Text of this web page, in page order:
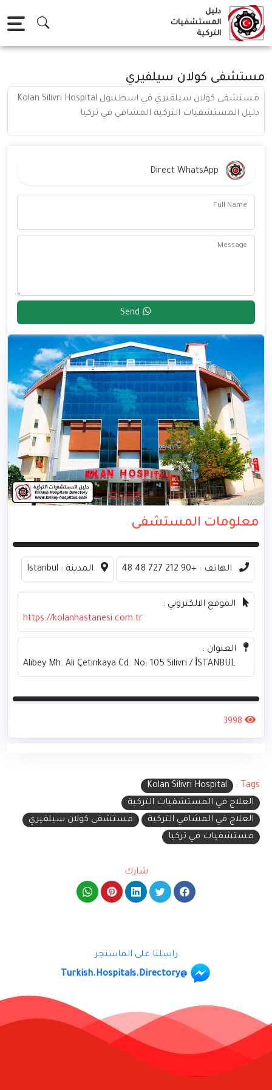
Skip
content
دليل
المستشفيات
التركية
مستشفى كولان سيلفيري
مستشفى كولان سيلفيري في اسطنبول Kolan Silivri Hospital
دليل المستشفيات التركية المشافي في تركيا
Full Name
Message
معلومات المستشفى
الهاتف : +90 212 727 48 48 المدينة : Istanbul
الموقع الالكتروني :
https://kolanhastanesi.com.tr
العنوان :
Alibey Mh. Ali Çetinkaya Cd. No: 105 Silivri / İSTANBUL
3998
Tags :
Kolan Silivri Hospital
العلاج في المستشفيات التركية
العلاج في المشافي التركية
مستشفى كولان سيلفيري
مستشفيات في تركيا
شارك
راسلنا على الماسنجر
@Turkish.Hospitals.Directory